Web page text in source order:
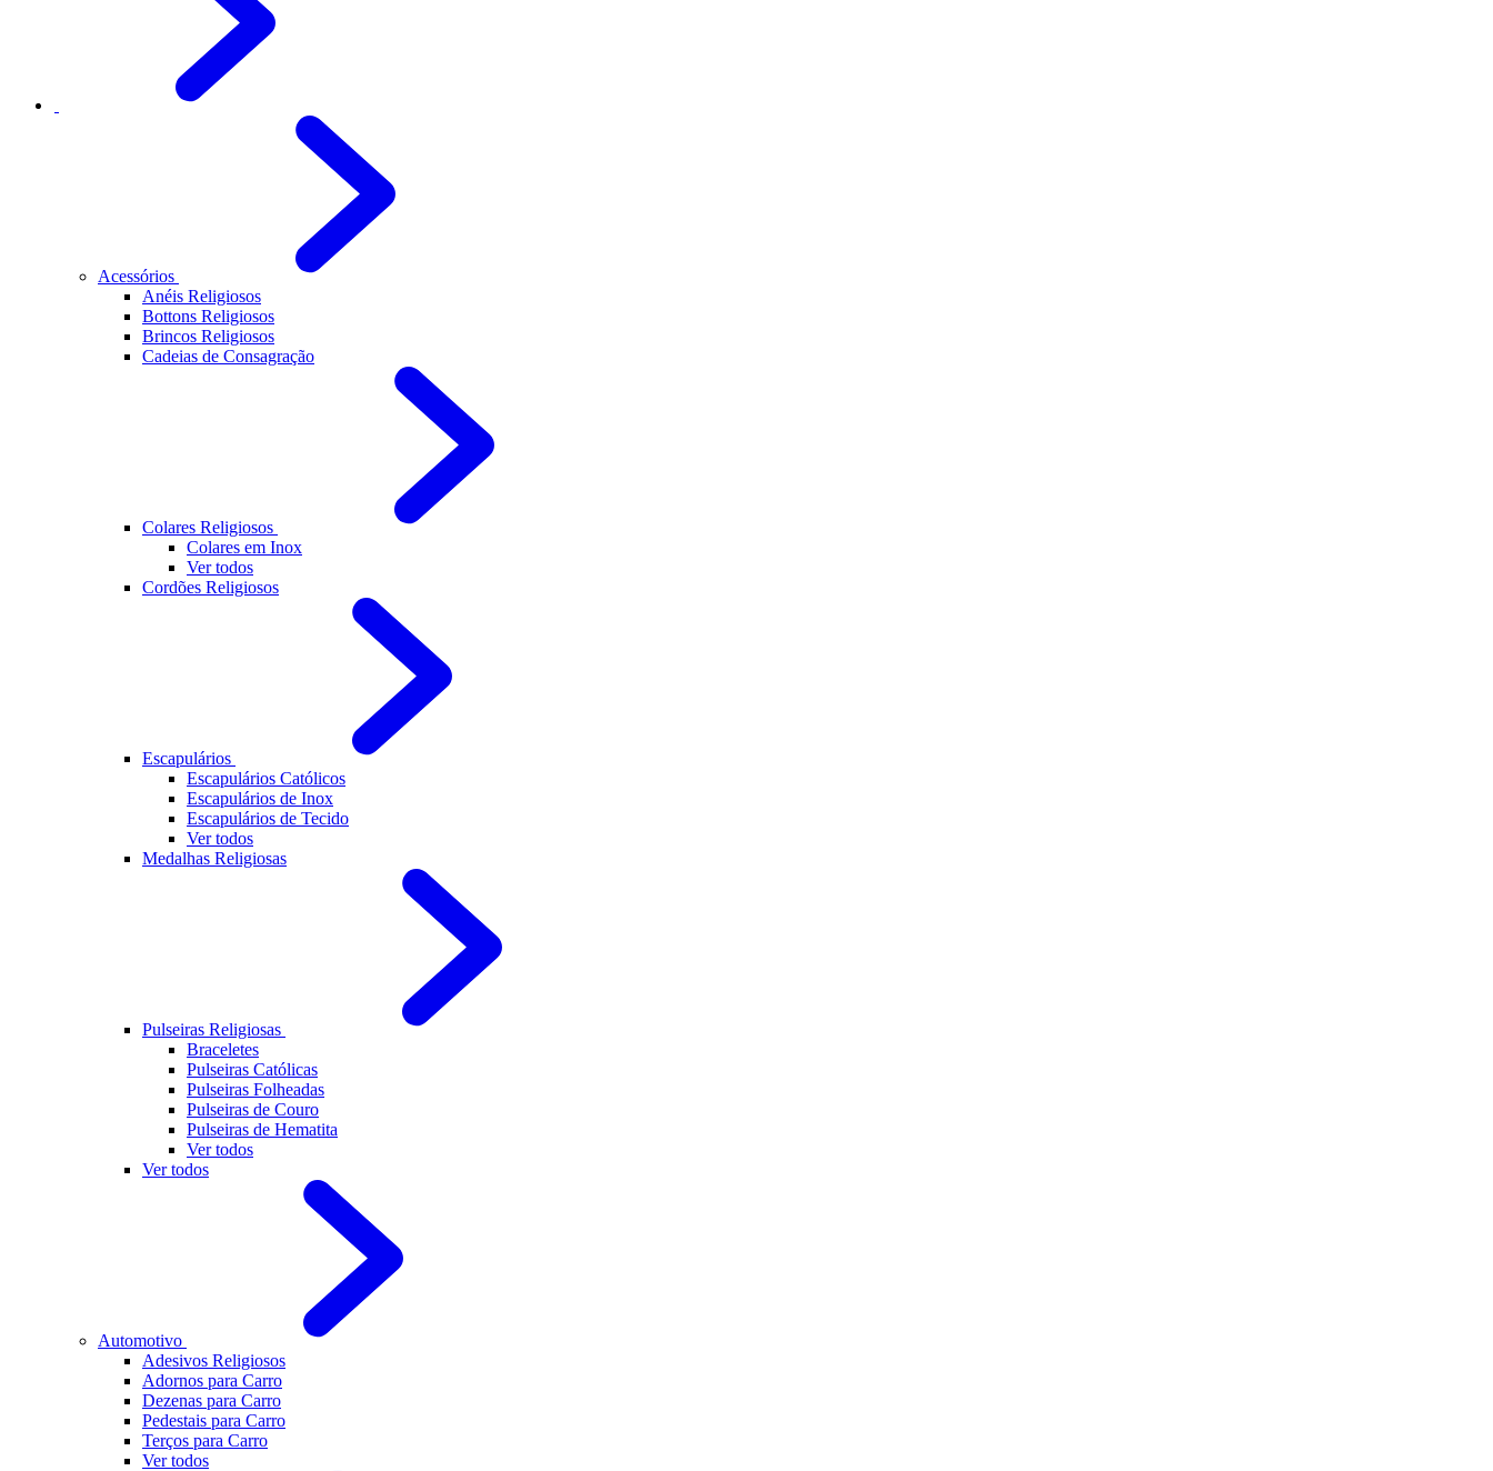
Acessórios
Anéis Religiosos
Bottons Religiosos
Brincos Religiosos
Cadeias de Consagração
Colares Religiosos
Colares em Inox
Ver todos
Cordões Religiosos
Escapulários
Escapulários Católicos
Escapulários de Inox
Escapulários de Tecido
Ver todos
Medalhas Religiosas
Pulseiras Religiosas
Braceletes
Pulseiras Católicas
Pulseiras Folheadas
Pulseiras de Couro
Pulseiras de Hematita
Ver todos
Ver todos
Automotivo
Adesivos Religiosos
Adornos para Carro
Dezenas para Carro
Pedestais para Carro
Terços para Carro
Ver todos